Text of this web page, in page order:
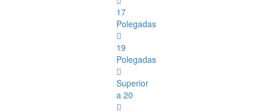
17
Polegadas
19
Polegadas
Superior
a 20